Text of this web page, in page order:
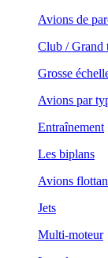
Avions de
Club / Grand
Grosse
Avions par
Entraînement
Les biplans
Avions
Jets
Multi-moteur